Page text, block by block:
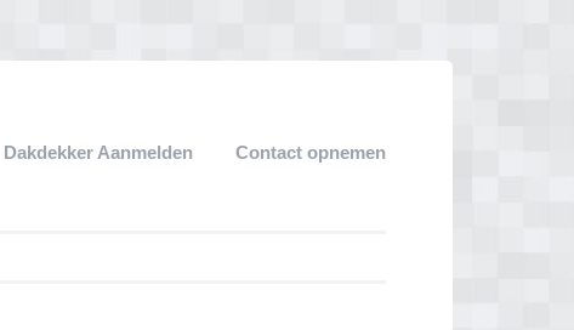
Dakdekker Aanmelden Contact opnemen